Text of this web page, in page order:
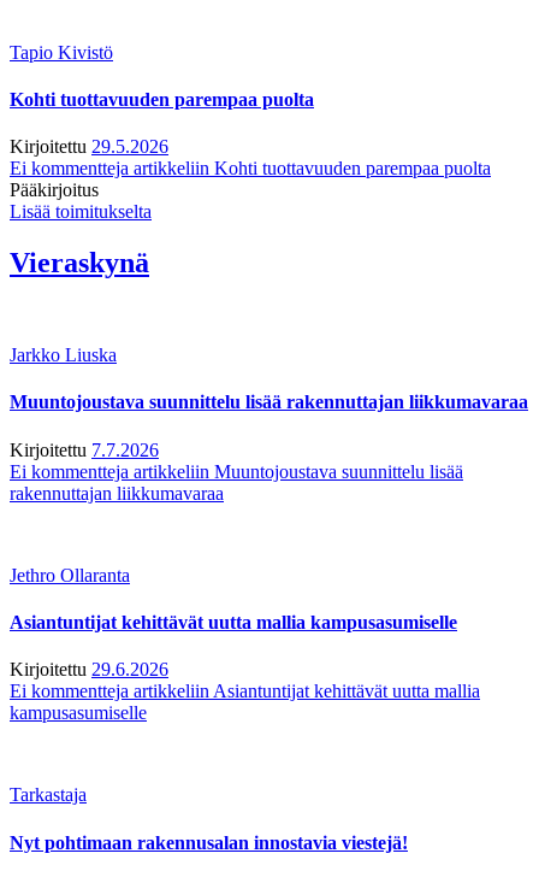
Tapio Kivistö
Kohti tuottavuuden parempaa puolta
Kirjoitettu 29.5.2026
Ei kommentteja artikkeliin Kohti tuottavuuden parempaa puolta
Pääkirjoitus
Lisää toimitukselta
Vieraskynä
Jarkko Liuska
Muuntojoustava suunnittelu lisää rakennuttajan liikkumavaraa
Kirjoitettu 7.7.2026
Ei kommentteja artikkeliin Muuntojoustava suunnittelu lisää
rakennuttajan liikkumavaraa
Jethro Ollaranta
Asiantuntijat kehittävät uutta mallia kampusasumiselle
Kirjoitettu 29.6.2026
Ei kommentteja artikkeliin Asiantuntijat kehittävät uutta mallia
kampusasumiselle
Tarkastaja
Nyt pohtimaan rakennusalan innostavia viestejä!